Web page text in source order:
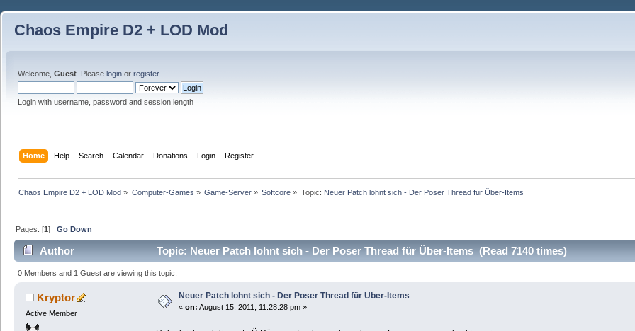
Chaos Empire D2 + LOD Mod
Welcome, Guest . Please login or register.
Login with username, password and session length
Home Help Search Calendar Donations Login Register
Chaos Empire D2 + LOD Mod » Computer-Games » Game-Server» Softcore » Topic: Neuer Patch lohnt sich - Der Poser Thread für Über-Items
Pages: [1]Go Down
Author Topic: Neuer Patch lohnt sich - Der Poser Thread für Über-Items (Read 7140 times)
0 Members and 1 Guest are viewing this topic.
Kryptor
Active Member
Neuer Patch lohnt sich - Der Poser Thread für Über-Items
« on: August 15, 2011, 11:28:28 pm »